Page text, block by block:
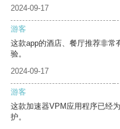
2024-09-17
游客
这款app的酒店、餐厅推荐非常
验。
2024-09-17
游客
这款加速器VPM应用程序已经
护。